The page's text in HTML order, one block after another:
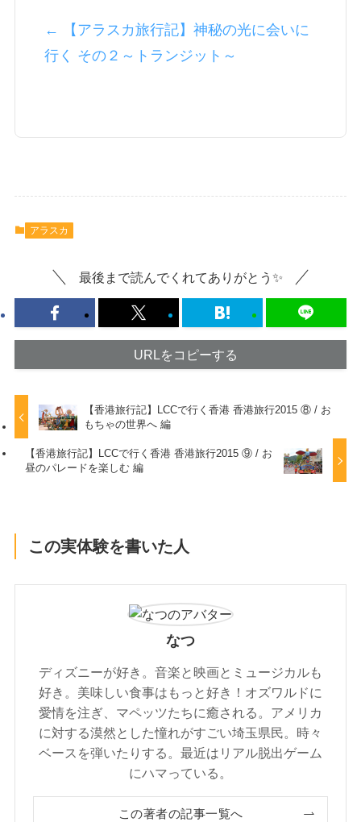
← 【アラスカ旅行記】神秘の光に会いに
行く その２～トランジット～
アラスカ
最後まで読んでくれてありがとう✨
URLをコピーする
【香港旅行記】LCCで行く香港 香港旅行2015 ⑧ / お
もちゃの世界へ 編
【香港旅行記】LCCで行く香港 香港旅行2015 ⑨ / お
昼のパレードを楽しむ 編
この実体験を書いた人
なつ
ディズニーが好き。音楽と映画とミュージカルも
好き。美味しい食事はもっと好き！オズワルドに
愛情を注ぎ、マペッツたちに癒される。アメリカ
に対する漠然とした憧れがすごい埼玉県民。時々
ベースを弾いたりする。最近はリアル脱出ゲーム
にハマっている。
この著者の記事一覧へ